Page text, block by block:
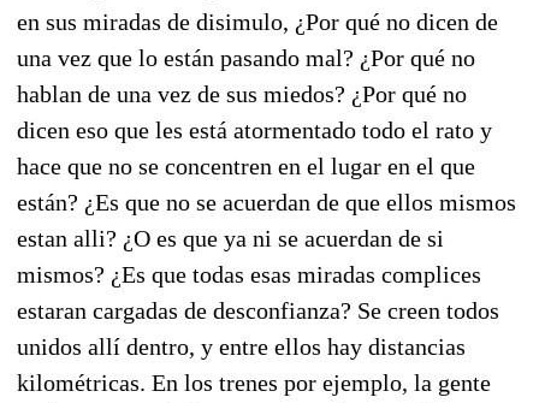
en sus miradas de disimulo, ¿Por qué no dicen de
una vez que lo están pasando mal? ¿Por qué no
hablan de una vez de sus miedos? ¿Por qué no
dicen eso que les está atormentado todo el rato y
hace que no se concentren en el lugar en el que
están? ¿Es que no se acuerdan de que ellos mismos
estan alli? ¿O es que ya ni se acuerdan de si
mismos? ¿Es que todas esas miradas complices
estaran cargadas de desconfianza? Se creen todos
unidos allí dentro, y entre ellos hay distancias
kilométricas. En los trenes por ejemplo, la gente